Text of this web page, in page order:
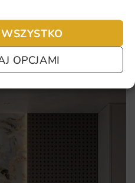
OPCJAMI
zakupie. Ale jeżeli
zadawane pytania.